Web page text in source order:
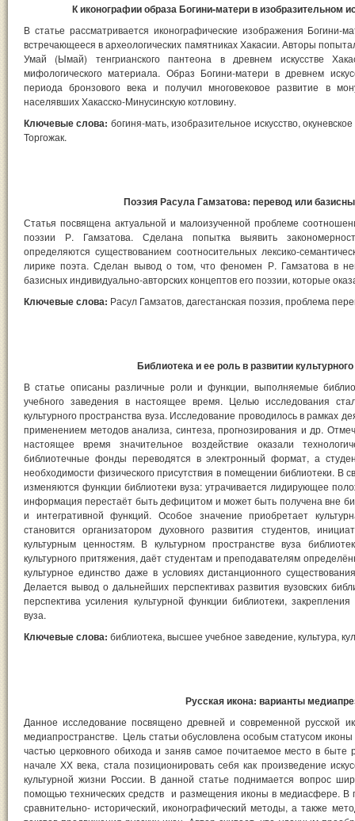
К иконографии образа Богини-матери в изобразительном
В статье рассматривается иконографические изображения Богини-
встречающееся в археологических памятниках Хакасии. Авторы
Умай (Ымай) тенгрианского пантеона в древнем искусстве
мифологического материала. Образ Богини-матери в древнем
периода бронзового века и получил многовековое развитие в
населявших Хакасско-Минусинскую котловину.
Ключевые слова: богиня-мать, изобразительное искусство,
Торгожак.
Поэзия Расула Гамзатова: перевод или
Статья посвящена актуальной и малоизученной проблеме
поэзии Р. Гамзатова. Сделана попытка выявить
определяются существованием соотносительных лексико-
лирике поэта. Сделан вывод о том, что феномен Р. Гамзатова в
базисных индивидуально-авторских концептов его поэзии, которые
Ключевые слова: Расул Гамзатов, дагестанская поэзия, проблема
Библиотека и ее роль в развитии
В статье описаны различные роли и функции, выполняемые
учебного заведения в настоящее время. Целью исследования
культурного пространства вуза. Исследование проводилось в рамках
применением методов анализа, синтеза, прогнозирования и др.
настоящее время значительное воздействие оказали
библиотечные фонды переводятся в электронный формат, а
необходимости физического присутствия в помещении библиотеки. В
изменяются функции библиотеки вуза: утрачивается лидирующее
информация перестаёт быть дефицитом и может быть получена вне
и интегративной функций. Особое значение приобретает
становится организатором духовного развития студентов,
культурным ценностям. В культурном пространстве вуза
культурного притяжения, даёт студентам и преподавателям
культурное единство даже в условиях дистанционного
Делается вывод о дальнейших перспективах развития вузовских
перспектива усиления культурной функции библиотеки,
вуза.
Ключевые слова: библиотека, высшее учебное заведение, культура,
Русская икона: варианты
Данное исследование посвящено древней и современной русской
медиапространстве. Цель статьи обусловлена особым статусом иконы
частью церковного обихода и заняв самое почитаемое место в
начале ХХ века, стала позиционировать себя как произведение
культурной жизни России. В данной статье поднимается вопрос
помощью технических средств и размещения иконы в медиасфере. В
сравнительно- исторический, иконографический методы, а также